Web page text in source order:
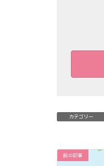
カテゴリー
前の記事